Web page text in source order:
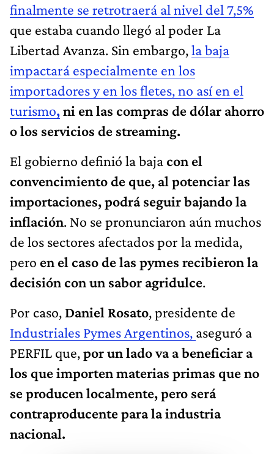
finalmente se retrotraerá al nivel del 7,5%
que estaba cuando llegó al poder La
Libertad Avanza. Sin embargo,la baja
impactará especialmente en los
importadores y en los fletes, no así en el
turismo,ni en las compras de dólar ahorro
o los servicios de streaming.
El gobierno definió la bajacon el
convencimiento de que, al potenciar las
importaciones, podrá seguir bajando la
inflación. No se pronunciaron aún muchos
de los sectores afectados por la medida,
pero en el caso de las pymes recibieron la
decisión con un sabor agridulce.
Por caso, Daniel Rosato, presidente de
Industriales Pymes Argentinos, aseguró a
PERFIL que,por un lado va a beneficiar a
los que importen materias primas que no
se producen localmente, pero será
contraproducente para la industria
nacional.